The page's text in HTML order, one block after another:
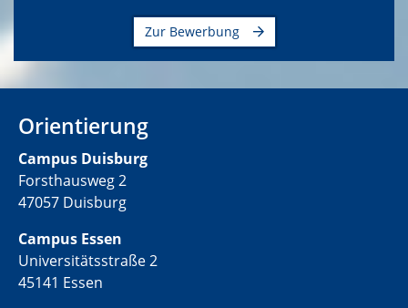
Zur Bewerbung
Orientierung
Campus Duisburg
Forsthausweg 2
47057 Duisburg
Campus Essen
Universitätsstraße 2
45141 Essen